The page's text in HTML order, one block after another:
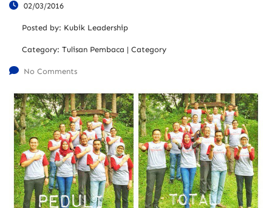
02/03/2016
Posted by: Kubik Leadership
Category: Tulisan Pembaca | Category
No Comments